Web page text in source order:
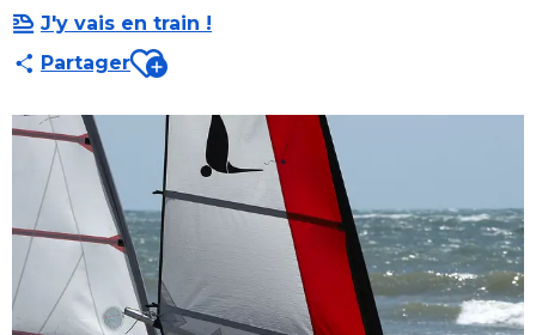
J'y vais en train !
PartagerAjouter aux favoris